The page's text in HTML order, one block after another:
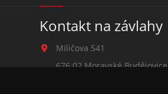
Kontakt na závlahy
Miličova 541
676 02 Moravské Budějovice